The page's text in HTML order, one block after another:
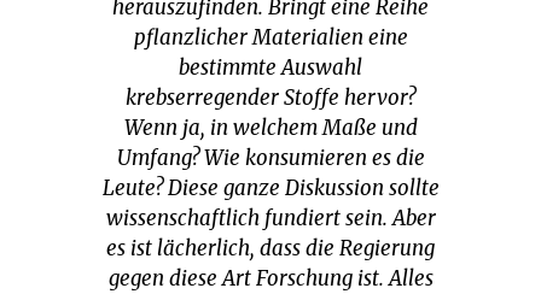
herauszufinden. Bringt eine Reihe
pflanzlicher Materialien eine
bestimmte Auswahl
krebserregender Stoffe hervor?
Wenn ja, in welchem Maße und
Umfang? Wie konsumieren es die
Leute? Diese ganze Diskussion sollte
wissenschaftlich fundiert sein. Aber
es ist lächerlich, dass die Regierung
gegen diese Art Forschung ist. Alles